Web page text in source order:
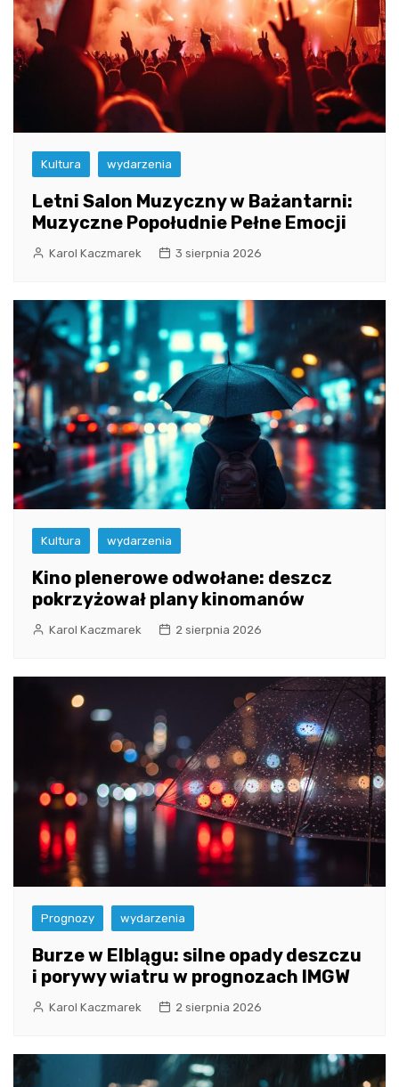
Kultura wydarzenia
Letni Salon Muzyczny w Bażantarni:
Muzyczne Popołudnie Pełne Emocji
Karol Kaczmarek 3 sierpnia 2026
Kultura wydarzenia
Kino plenerowe odwołane: deszcz
pokrzyżował plany kinomanów
Karol Kaczmarek 2 sierpnia 2026
Prognozy wydarzenia
Burze w Elblągu: silne opady deszczu
i porywy wiatru w prognozach IMGW
Karol Kaczmarek 2 sierpnia 2026